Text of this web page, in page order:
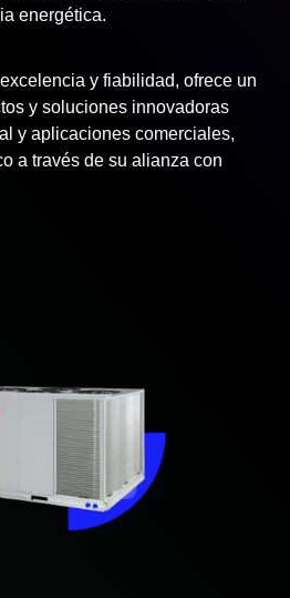
energética.
y fiabilidad, ofrece un
y soluciones innovadoras
y aplicaciones comerciales,
a través de su alianza con